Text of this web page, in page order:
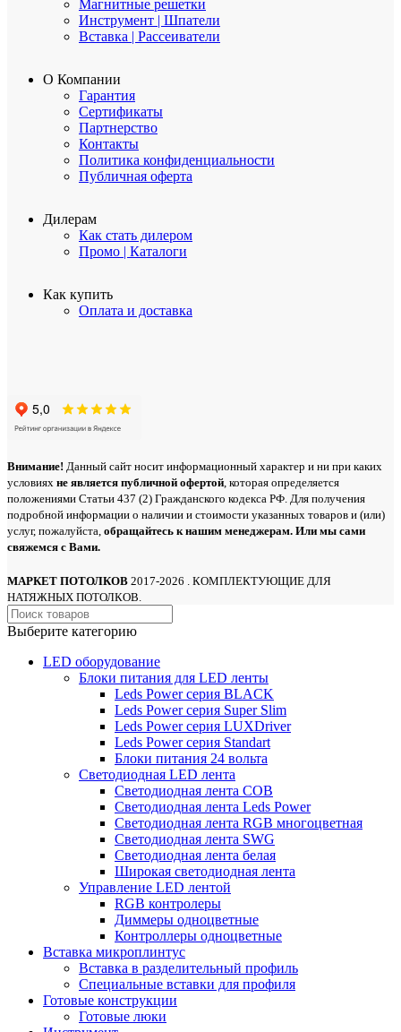
Магнитные решетки
Инструмент | Шпатели
Вставка | Рассеиватели
О Компании
Гарантия
Сертификаты
Партнерство
Контакты
Политика конфиденциальности
Публичная оферта
Дилерам
Как стать дилером
Промо | Каталоги
Как купить
Оплата и доставка
Внимание! Данный сайт носит информационный характер и ни при каких
условиях не является публичной офертой, которая определяется
положениями Статьи 437 (2) Гражданского кодекса РФ. Для получения
подробной информации о наличии и стоимости указанных товаров и (или)
услуг, пожалуйста, обращайтесь к нашим менеджерам. Или мы сами
свяжемся с Вами.
МАРКЕТ ПОТОЛКОВ 2017-2026 . КОМПЛЕКТУЮЩИЕ ДЛЯ
НАТЯЖНЫХ ПОТОЛКОВ.
Выберите категорию
LED оборудование
Блоки питания для LED ленты
Leds Power cерия BLACK
Leds Power cерия Super Slim
Leds Power серия LUXDriver
Leds Power серия Standart
Блоки питания 24 вольта
Светодиодная LED лента
Светодиодная лента COB
Светодиодная лента Leds Power
Светодиодная лента RGB многоцветная
Светодиодная лента SWG
Светодиодная лента белая
Широкая светодиодная лента
Управление LED лентой
RGB контролеры
Диммеры одноцветные
Контроллеры одноцветные
Вставка микроплинтус
Вставка в разделительный профиль
Специальные вставки для профиля
Готовые конструкции
Готовые люки